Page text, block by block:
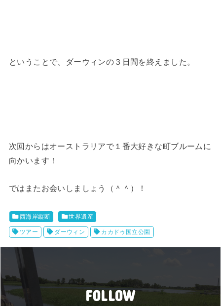
ということで、ダーウィンの３日間を終えました。
次回からはオーストラリアで１番大好きな町ブルームに
向かいます！
ではまたお会いしましょう（＾＾）！
西海岸縦断 世界遺産
ツアー ダーウィン カカドゥ国立公園
FOLLOW